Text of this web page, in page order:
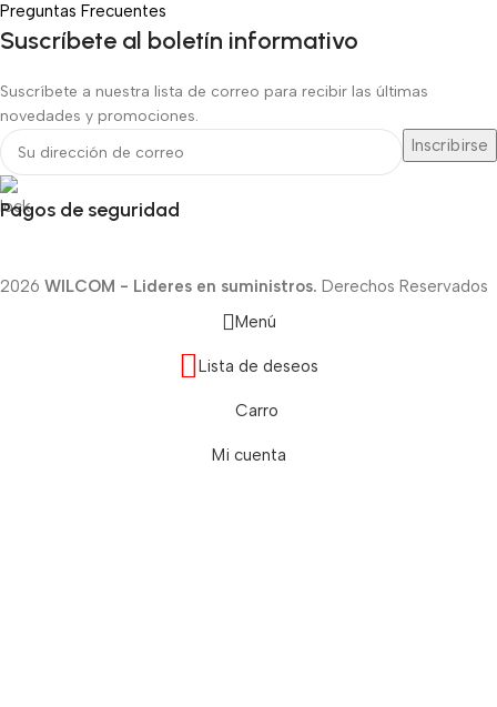
Preguntas Frecuentes
Suscríbete al boletín informativo
Suscríbete a nuestra lista de correo para recibir las últimas
novedades y promociones.
Pagos de seguridad
2026 WILCOM - Lideres en suministros. Derechos Reservados
Menú
Lista de deseos
Carro
Mi cuenta